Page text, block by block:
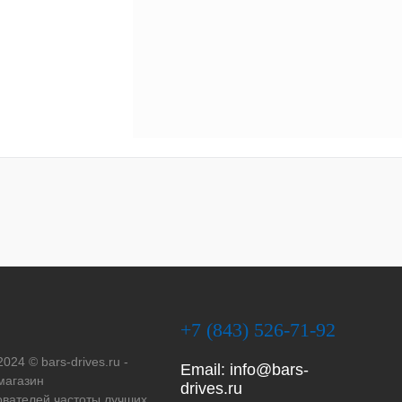
© bars-drives.ru -
+7 (843) 526-71-92
Email: info@bars-
drives.ru